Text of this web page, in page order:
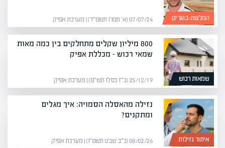
המלצות-בוגרים 07/07/24 (א׳ תמוז תשפ״ד) | מערכת אפיק
שמאות רכוש
800 מיליון שקלים מתחלקים בין כמה מאות
שמאי רכוש – מכללת אפיק
25/12/19 (כ״ז כסלו תש״פ) | מערכת אפיק
איתור נזילות
נזילה מהאסלה הסמויה: איך מגלים
ומתקנים?
08/02/26 (כ״ב שבט תשפ״ו) | מערכת אפיק